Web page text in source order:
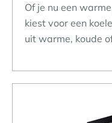
Of je nu een
kiest voor een
uit warme, koude